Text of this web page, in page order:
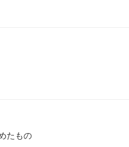
たもの